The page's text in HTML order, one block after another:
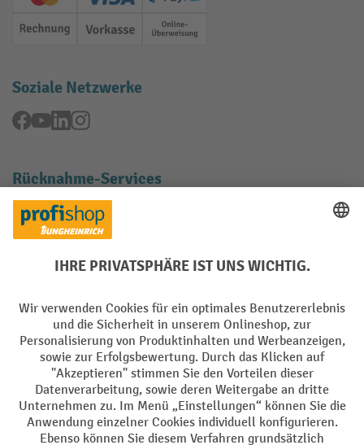
Creditcard (Master)Creditcard (Visa)
PayPal
Rechnung Vorkasse Online-Überweisung
Soziale Netzwerke
Facebook
YouTubeLinkedInInstagram
Rücknahme-Services
Elektrogeräte Rückname
Batterie Rückname
Impressum Datenschutz
Barrierefreiheit Grounding Page Privacy Settings
Alle Preise exkl. gesetzl. Mehrwertsteuer zzgl.Versandkostenund ggf.